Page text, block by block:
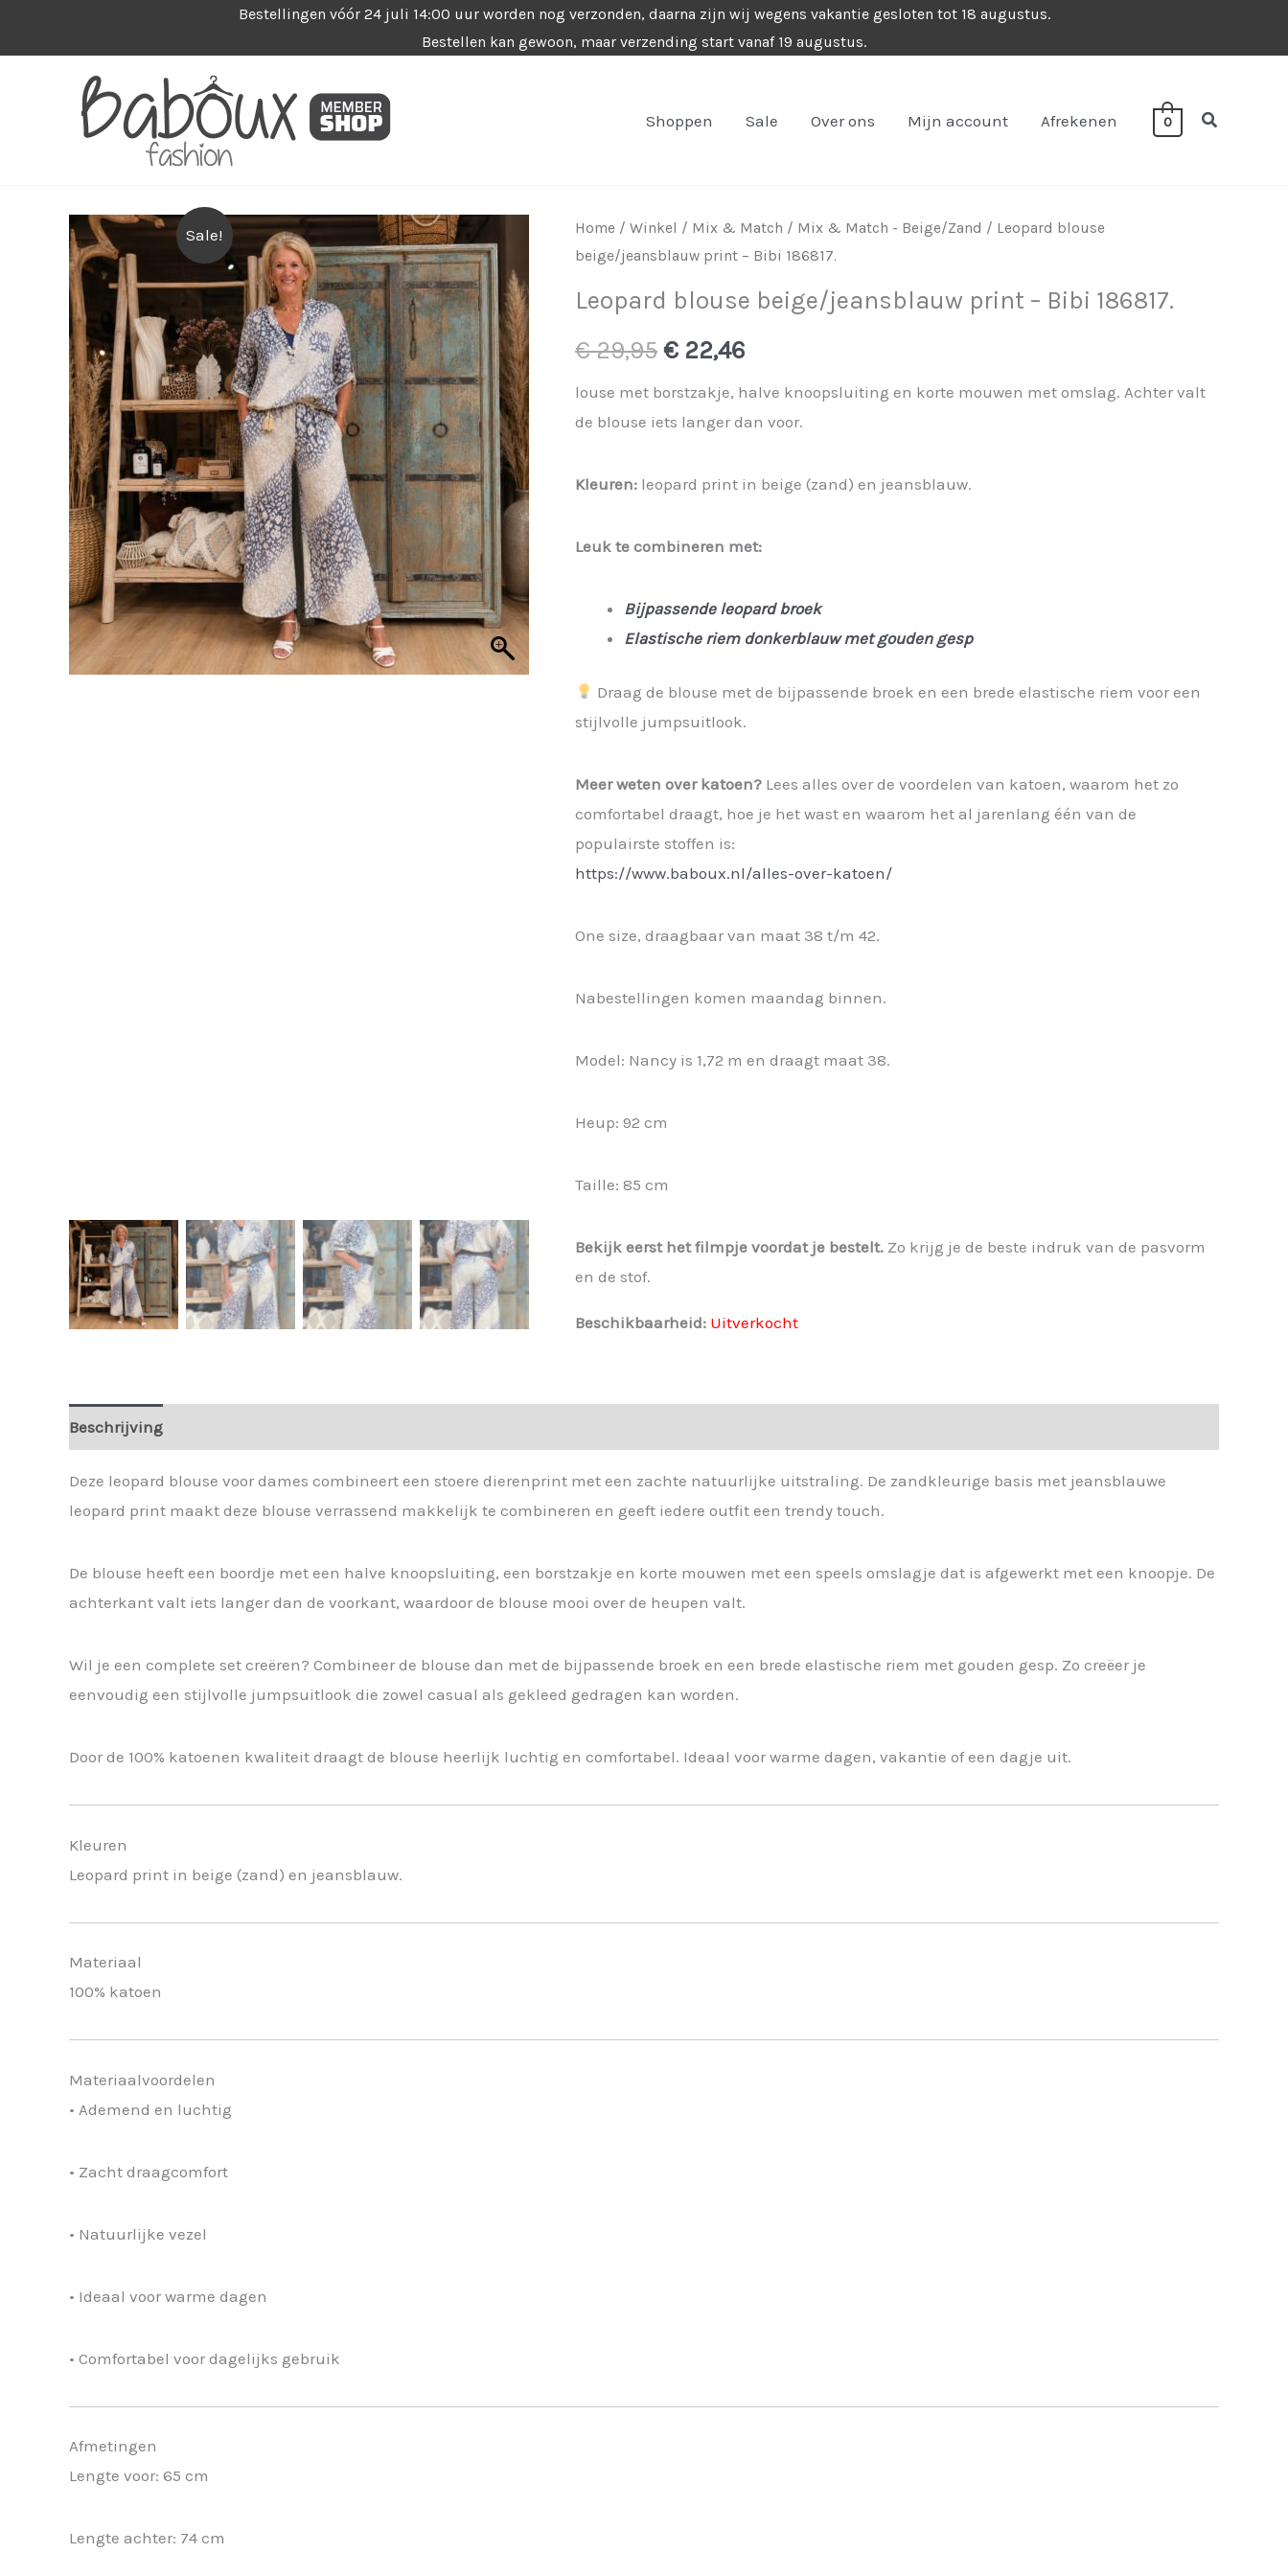
Bestellingen vóór 24 juli 14:00 uur worden nog verzonden, daarna zijn wij wegens vakantie gesloten tot 18 augustus.
Bestellen kan gewoon, maar verzending start vanaf 19 augustus.
Shoppen Sale Over ons Mijn account Afrekenen 0 Zoeken
Sale! Home / Winkel / Mix & Match / Mix & Match - Beige/Zand / Leopard blouse
beige/jeansblauw print – Bibi 186817.
Leopard blouse beige/jeansblauw print – Bibi 186817.
€29,95 Oorspronkelijke
prijs
was:
€ 29,95.
€ 22,46Huidige
prijs
€ 22,46.
louse met borstzakje, halve knoopsluiting en korte mouwen met omslag. Achter valt
de blouse iets langer dan voor.
Kleuren: leopard print in beige (zand) en jeansblauw.
Leuk te combineren met:
Bijpassende leopard broek
Elastische riem donkerblauw met gouden gesp
Draag de blouse met de bijpassende broek en een brede elastische riem voor een
stijlvolle jumpsuitlook.
Meer weten over katoen? Lees alles over de voordelen van katoen, waarom het zo
comfortabel draagt, hoe je het wast en waarom het al jarenlang één van de
populairste stoffen is:
https://www.baboux.nl/alles-over-katoen/
One size, draagbaar van maat 38 t/m 42.
Nabestellingen komen maandag binnen.
Model: Nancy is 1,72 m en draagt maat 38.
Heup: 92 cm
Taille: 85 cm
Bekijk eerst het filmpje voordat je bestelt. Zo krijg je de beste indruk van de pasvorm
en de stof.
Beschikbaarheid: Uitverkocht
Beschrijving
Deze leopard blouse voor dames combineert een stoere dierenprint met een zachte natuurlijke uitstraling. De zandkleurige basis met jeansblauwe
leopard print maakt deze blouse verrassend makkelijk te combineren en geeft iedere outfit een trendy touch.
De blouse heeft een boordje met een halve knoopsluiting, een borstzakje en korte mouwen met een speels omslagje dat is afgewerkt met een knoopje. De
achterkant valt iets langer dan de voorkant, waardoor de blouse mooi over de heupen valt.
Wil je een complete set creëren? Combineer de blouse dan met de bijpassende broek en een brede elastische riem met gouden gesp. Zo creëer je
eenvoudig een stijlvolle jumpsuitlook die zowel casual als gekleed gedragen kan worden.
Door de 100% katoenen kwaliteit draagt de blouse heerlijk luchtig en comfortabel. Ideaal voor warme dagen, vakantie of een dagje uit.
Kleuren
Leopard print in beige (zand) en jeansblauw.
Materiaal
100% katoen
Materiaalvoordelen
• Ademend en luchtig
• Zacht draagcomfort
• Natuurlijke vezel
• Ideaal voor warme dagen
• Comfortabel voor dagelijks gebruik
Afmetingen
Lengte voor: 65 cm
Lengte achter: 74 cm